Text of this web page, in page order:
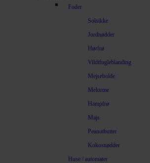
Foder
Solsikke
Jordnødder
Hørfrø
Vildtfugleblanding
Mejsebolde
Melorme
Hampfrø
Majs
Peanutbutter
Kokosnødder
Huse / automater